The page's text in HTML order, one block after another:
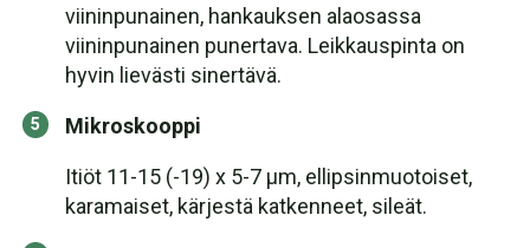
viininpunainen, hankauksen alaosassa
viininpunainen punertava. Leikkauspinta on
hyvin lievästi sinertävä.
Mikroskooppi
Itiöt 11-15 (-19) x 5-7 µm, ellipsinmuotoiset,
karamaiset, kärjestä katkenneet, sileät.